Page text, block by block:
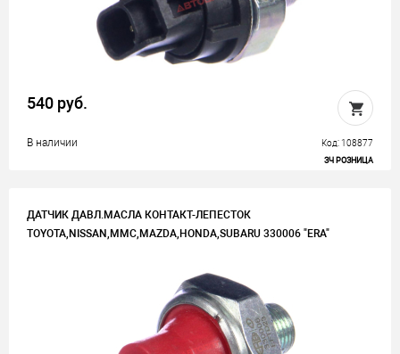
540 руб.
В наличии Код: 108877
ЗЧ РОЗНИЦА
ДАТЧИК ДАВЛ.МАСЛА КОНТАКТ-ЛЕПЕСТОК
TOYOTA,NISSAN,MMC,MAZDA,HONDA,SUBARU 330006 "ERA"